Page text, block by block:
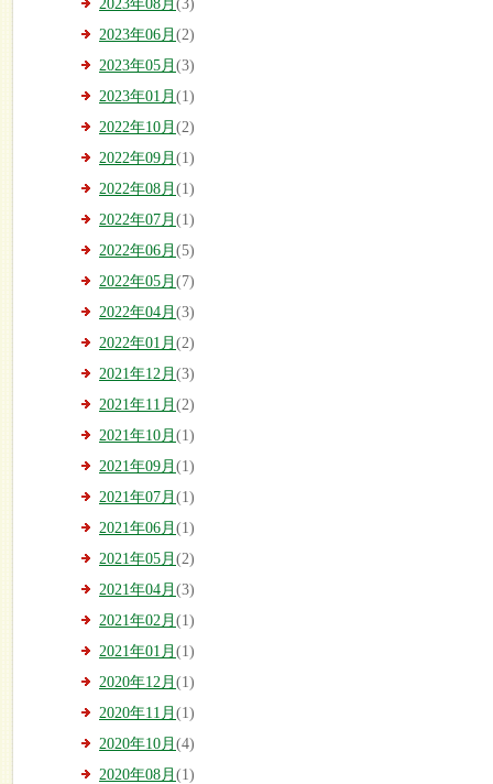
2023年08月 (3)
2023年06月 (2)
2023年05月 (3)
2023年01月 (1)
2022年10月 (2)
2022年09月 (1)
2022年08月 (1)
2022年07月 (1)
2022年06月 (5)
2022年05月 (7)
2022年04月 (3)
2022年01月 (2)
2021年12月 (3)
2021年11月 (2)
2021年10月 (1)
2021年09月 (1)
2021年07月 (1)
2021年06月 (1)
2021年05月 (2)
2021年04月 (3)
2021年02月 (1)
2021年01月 (1)
2020年12月 (1)
2020年11月 (1)
2020年10月 (4)
2020年08月 (1)